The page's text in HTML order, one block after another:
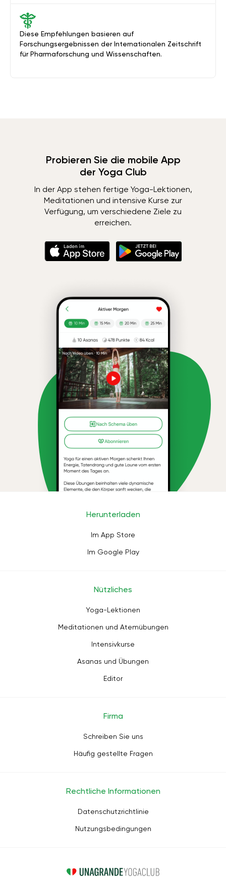
Diese Empfehlungen basieren auf
Forschungsergebnissen der Internationalen Zeitschrift
für Pharmaforschung und Wissenschaften.
Probieren Sie die mobile App
der Yoga Club
In der App stehen fertige Yoga-Lektionen,
Meditationen und intensive Kurse zur
Verfügung, um verschiedene Ziele zu
erreichen.
Herunterladen
Im App Store
Im Google Play
Nützliches
Yoga-Lektionen
Meditationen und Atemübungen
Intensivkurse
Asanas und Übungen
Editor
Firma
Schreiben Sie uns
Häufig gestellte Fragen
Rechtliche Informationen
Datenschutzrichtlinie
Nutzungsbedingungen